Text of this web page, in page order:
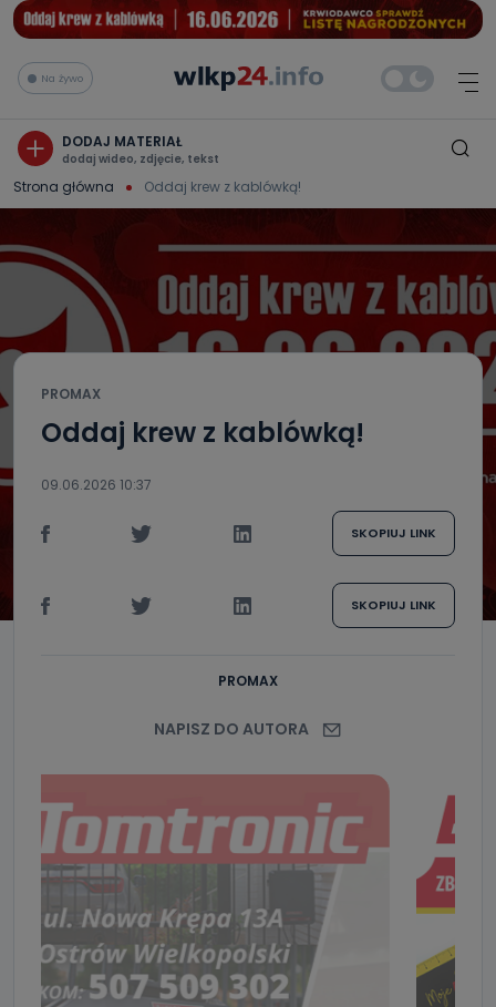
Na żywo
DODAJ MATERIAŁ
dodaj wideo, zdjęcie, tekst
Strona główna Oddaj krew z kablówką!
PROMAX
Oddaj krew z kablówką!
09.06.2026 10:37
SKOPIUJ LINK
SKOPIUJ LINK
PROMAX
NAPISZ DO AUTORA